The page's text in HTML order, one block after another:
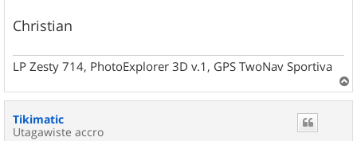
Christian
LP Zesty 714, PhotoExplorer 3D v.1, GPS TwoNav Sportiva
a
Tikimatic
Utagawiste accro